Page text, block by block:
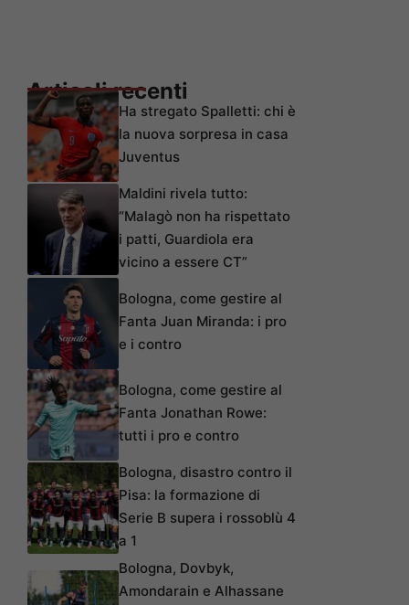
Articoli recenti
Ha stregato Spalletti: chi è
la nuova sorpresa in casa
Juventus
Maldini rivela tutto:
“Malagò non ha rispettato
i patti, Guardiola era
vicino a essere CT”
Bologna, come gestire al
Fanta Juan Miranda: i pro
e i contro
Bologna, come gestire al
Fanta Jonathan Rowe:
tutti i pro e contro
Bologna, disastro contro il
Pisa: la formazione di
Serie B supera i rossoblù 4
a 1
Bologna, Dovbyk,
Amondarain e Alhassane